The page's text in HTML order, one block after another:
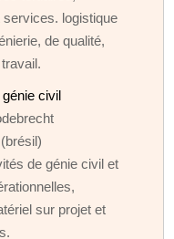
services. logistique
de qualité,
civil
de génie civil et
sur projet et